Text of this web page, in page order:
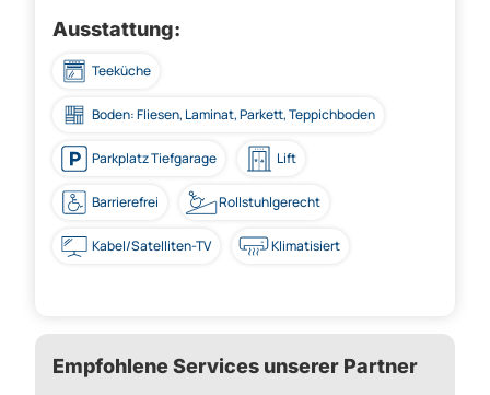
Ausstattung:
Teeküche
Boden: Fliesen, Laminat, Parkett, Teppichboden
Parkplatz Tiefgarage Lift
Barrierefrei Rollstuhlgerecht
Kabel/Satelliten-TV Klimatisiert
Empfohlene Services unserer Partner